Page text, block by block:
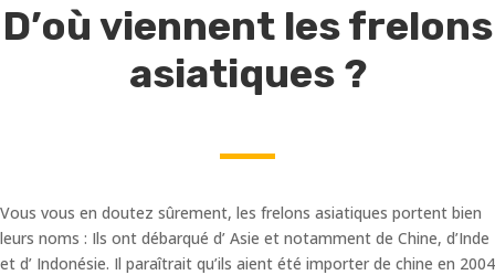
D’où viennent les frelons
asiatiques ?
Vous vous en doutez sûrement, les frelons asiatiques portent bien
leurs noms : Ils ont débarqué d’ Asie et notamment de Chine, d’Inde
et d’ Indonésie. Il paraîtrait qu’ils aient été importer de chine en 2004